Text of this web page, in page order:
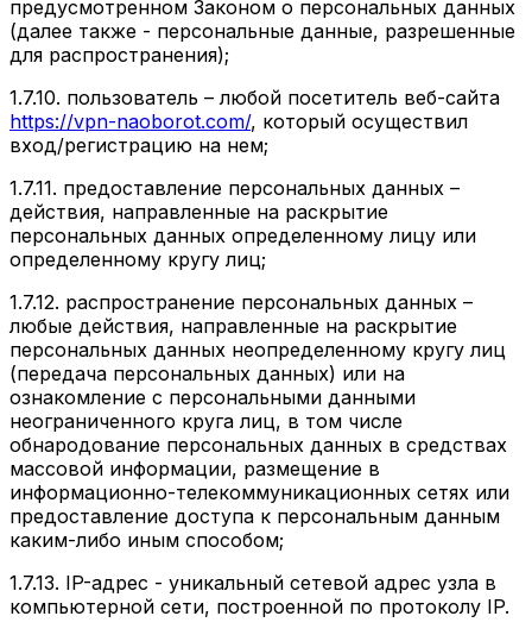
предусмотренном Законом о персональных данных
(далее также - персональные данные, разрешенные
для распространения);
1.7.10. пользователь – любой посетитель веб-сайта
https://vpn-naoborot.com/, который осуществил
вход/регистрацию на нем;
1.7.11. предоставление персональных данных –
действия, направленные на раскрытие
персональных данных определенному лицу или
определенному кругу лиц;
1.7.12. распространение персональных данных –
любые действия, направленные на раскрытие
персональных данных неопределенному кругу лиц
(передача персональных данных) или на
ознакомление с персональными данными
неограниченного круга лиц, в том числе
обнародование персональных данных в средствах
массовой информации, размещение в
информационно-телекоммуникационных сетях или
предоставление доступа к персональным данным
каким-либо иным способом;
1.7.13. IP-адрес - уникальный сетевой адрес узла в
компьютерной сети, построенной по протоколу IP.